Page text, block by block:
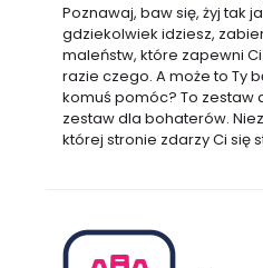
Poznawaj, baw się, żyj tak
gdziekolwiek idziesz,
maleństw, które zapewni
razie czego. A może to Ty
komuś pomóc? To zestaw
zestaw dla bohaterów.
której stronie zdarzy Ci się